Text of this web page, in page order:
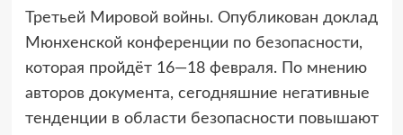
Третьей Мировой войны. Опубликован доклад
Мюнхенской конференции по безопасности,
которая пройдёт 16—18 февраля. По мнению
авторов документа, сегодняшние негативные
тенденции в области безопасности повышают